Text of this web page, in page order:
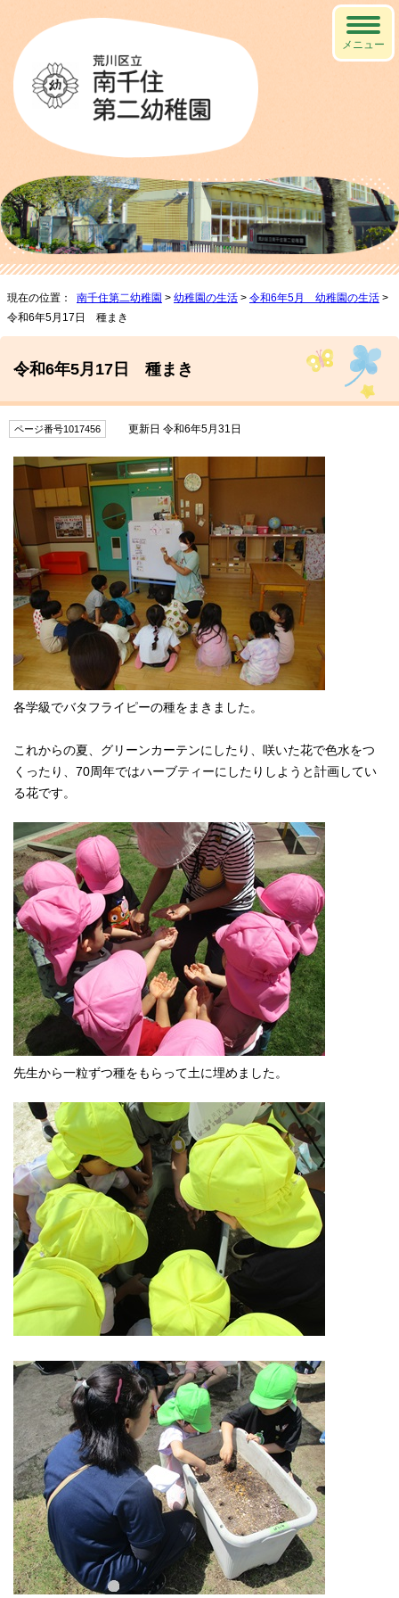
メニュー
現在の位置： 南千住第二幼稚園 > 幼稚園の生活 > 令和6年5月 幼稚園の生活 >
令和6年5月17日 種まき
令和6年5月17日 種まき
ページ番号1017456 更新日 令和6年5月31日
各学級でバタフライピーの種をまきました。
これからの夏、グリーンカーテンにしたり、咲いた花で色水をつ
くったり、70周年ではハーブティーにしたりしようと計画してい
る花です。
先生から一粒ずつ種をもらって土に埋めました。